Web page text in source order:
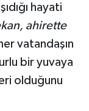
hayati
ahirette
vatandaşın
bir yuvaya
olduğunu